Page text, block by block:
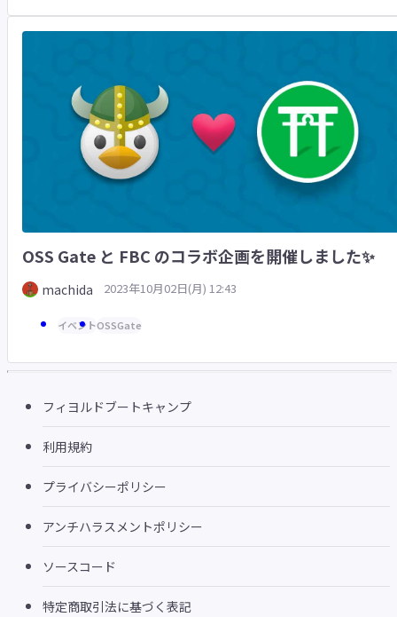
OSS Gate と FBC のコラボ企画を開催しました✨
machida 2023年10月02日(月) 12:43
イベントOSSGate
フィヨルドブートキャンプ
利用規約
プライバシーポリシー
アンチハラスメントポリシー
ソースコード
特定商取引法に基づく表記